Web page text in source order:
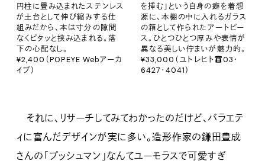
円柱に畳み込まれたステンレス
が土台として伸び縮みする仕
組みだから、本は寸分の隙間
なくピタッと挟み込まれる。落
下の心配なし。
¥2,400（POPEYE Webアーカ
イブ）
を挿む」という自身の癖を着想
源に、本棚の中に入れるガラス
の箱として作られたアートピー
ス。ひとつひとつ厚みや表情が
異なる美しい佇まいが魅力的。
¥33,000（ユトレヒト☎︎03・
6427・4041）
それに、リサーチしてみてわかったのだけど、バラエテ
ィに富んだデザインが実に多い。造形作家の鎌田豊成
さんの「プッシュマン」なんてユーモラスで可愛すぎ